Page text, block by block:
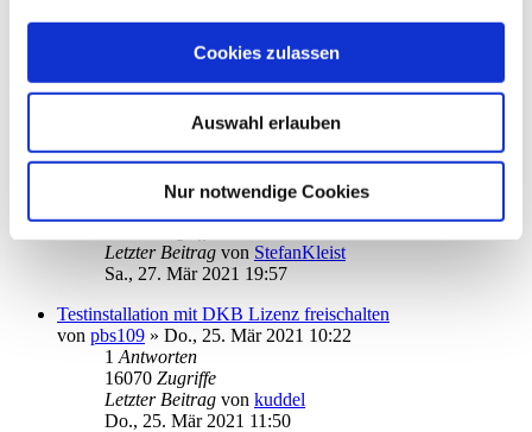
Cookies zulassen
Auswahl erlauben
Nur notwendige Cookies
Installation scheitert
Mo., 29. Mär 2021 11:04
Antworten
33764Zugriffe
Do., 01. Apr 2021 10:39
Amazon
StefanKleist» Fr., 26. Mär 2021 18:19
Letzter Beitrag von StefanKleist
Sa., 27. Mär 2021 19:57
Testinstallation mit DKB Lizenz freischalten
von pbs109 » Do., 25. Mär 2021 10:22
1 Antworten
16070 Zugriffe
Letzter Beitrag von kuddel
Do., 25. Mär 2021 11:50